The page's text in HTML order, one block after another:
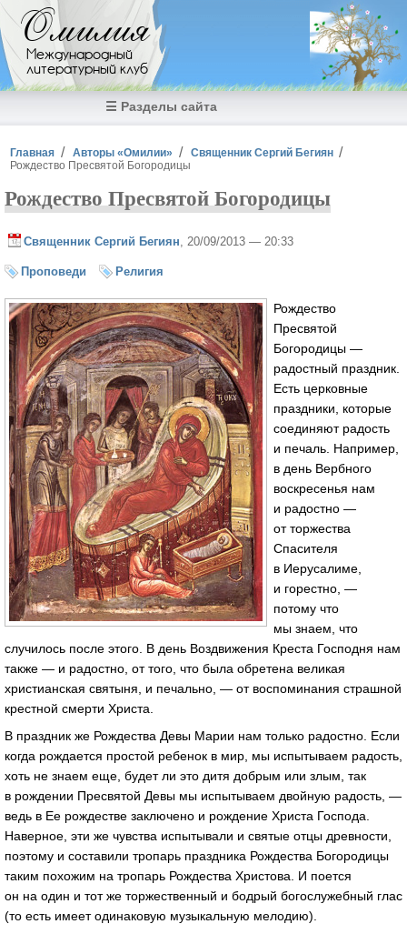
Перейти к основному содержанию
Омилия
Международный
литературный клуб
☰ Разделы сайта
Вы здесь
Главная Авторы «Омилии»
Священник Сергий Бегиян
Рождество Пресвятой Богородицы
Рождество Пресвятой Богородицы
Священник Сергий Бегиян , 20/09/2013 — 20:33
Проповеди Религия
Рождество
Пресвятой
Богородицы —
радостный праздник.
Есть церковные
праздники, которые
соединяют радость
и печаль. Например,
в день Вербного
воскресенья нам
и радостно —
от торжества
Спасителя
в Иерусалиме,
и горестно, —
потому что
мы знаем, что
случилось после этого. В день Воздвижения Креста Господня нам
также — и радостно, от того, что была обретена великая
христианская святыня, и печально, — от воспоминания страшной
крестной смерти Христа.
В праздник же Рождества Девы Марии нам только радостно. Если
когда рождается простой ребенок в мир, мы испытываем радость,
хоть не знаем еще, будет ли это дитя добрым или злым, так
в рождении Пресвятой Девы мы испытываем двойную радость, —
ведь в Ее рождестве заключено и рождение Христа Господа.
Наверное, эти же чувства испытывали и святые отцы древности,
поэтому и составили тропарь праздника Рождества Богородицы
таким похожим на тропарь Рождества Христова. И поется
он на один и тот же торжественный и бодрый богослужебный глас
(то есть имеет одинаковую музыкальную мелодию).